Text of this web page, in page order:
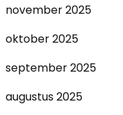
november 2025
oktober 2025
september 2025
augustus 2025